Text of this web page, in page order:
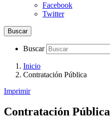
Facebook
Twitter
Buscar
Buscar
Inicio
Contratación Pública
Imprimir
Contratación Pública